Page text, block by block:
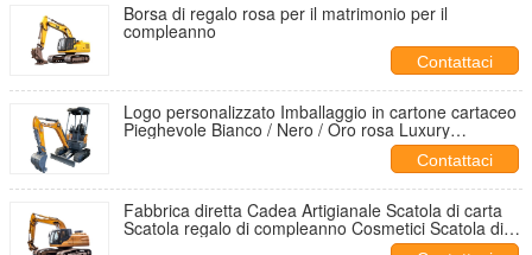
Borsa di regalo rosa per il matrimonio per il
compleanno
Contattaci
Logo personalizzato Imballaggio in cartone cartaceo
Pieghevole Bianco / Nero / Oro rosa Luxury
Magnetic Gift Box con chiusura a nastro
Contattaci
Fabbrica diretta Cadea Artigianale Scatola di carta
Scatola regalo di compleanno Cosmetici Scatola di